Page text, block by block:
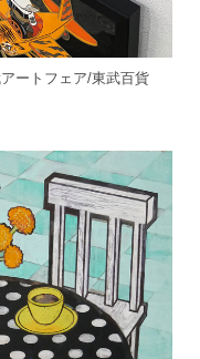
ートフェア/東武百貨